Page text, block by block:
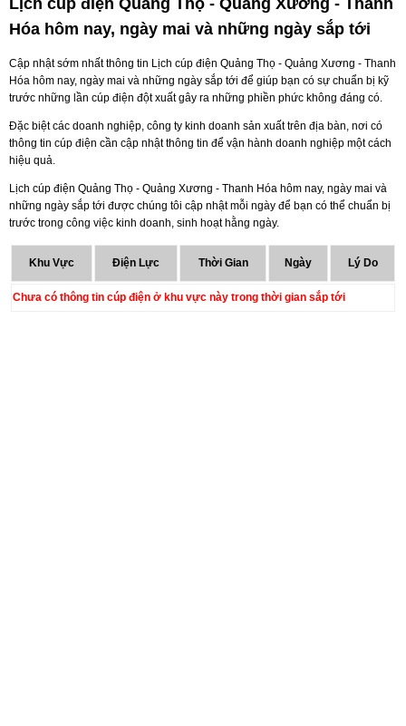
Lịch cúp điện Quảng Thọ - Quảng Xương - Thanh
Hóa hôm nay, ngày mai và những ngày sắp tới
Cập nhật sớm nhất thông tin Lịch cúp điện Quảng Thọ - Quảng Xương - Thanh
Hóa hôm nay, ngày mai và những ngày sắp tới để giúp bạn có sự chuẩn bị kỹ
trước những lần cúp điện đột xuất gây ra những phiền phức không đáng có.
Đặc biệt các doanh nghiệp, công ty kinh doanh sản xuất trên địa bàn, nơi có
thông tin cúp điện cần cập nhật thông tin để vận hành doanh nghiệp một cách
hiệu quả.
Lịch cúp điện Quảng Thọ - Quảng Xương - Thanh Hóa hôm nay, ngày mai và
những ngày sắp tới được chúng tôi cập nhật mỗi ngày để bạn có thể chuẩn bị
trước trong công việc kinh doanh, sinh hoạt hằng ngày.
Khu Vực Điện Lực Thời Gian Ngày Lý Do
Chưa có thông tin cúp điện ở khu vực này trong thời gian sắp tới